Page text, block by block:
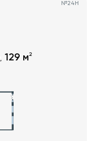
№24Н
, 129 м2